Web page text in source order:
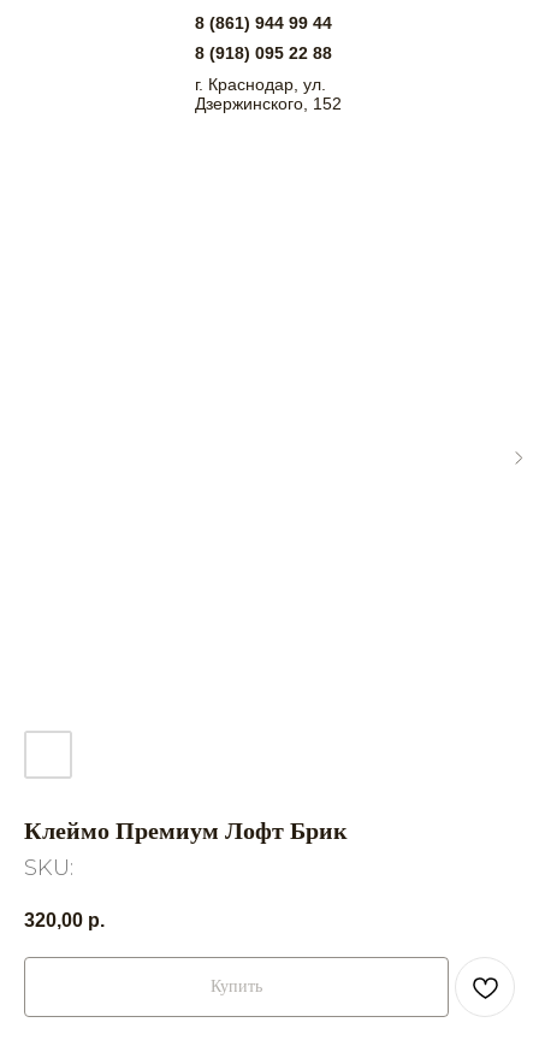
г. Краснодар, ул.
8 (861) 944 99 44
Клеймо Премиум Лофт Брик
SKU:
320,00 р.
Купить